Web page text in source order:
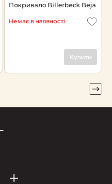
Покривало Billerbeck Beja
Немає в наявності
Купити